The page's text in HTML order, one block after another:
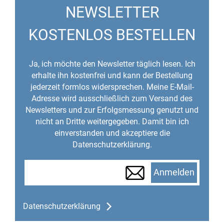
NEWSLETTER
KOSTENLOS BESTELLEN
Ja, ich möchte den Newsletter täglich lesen. Ich
erhalte ihn kostenfrei und kann der Bestellung
jederzeit formlos widersprechen. Meine E-Mail-
Adresse wird ausschließlich zum Versand des
Newsletters und zur Erfolgsmessung genutzt und
nicht an Dritte weitergegeben. Damit bin ich
einverstanden und akzeptiere die
Datenschutzerklärung.
Anmelden
Datenschutzerklärung